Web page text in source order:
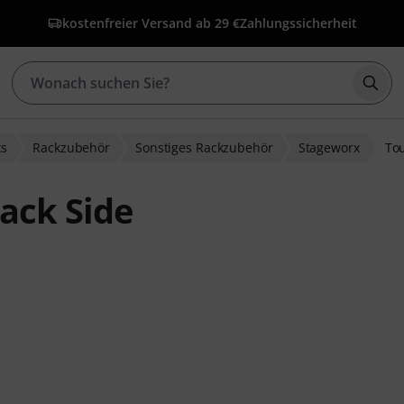
kostenfreier Versand ab 29 €Zahlungssicherheit
Rackzubehör Sonstiges Rackzubehör Stageworx
Side